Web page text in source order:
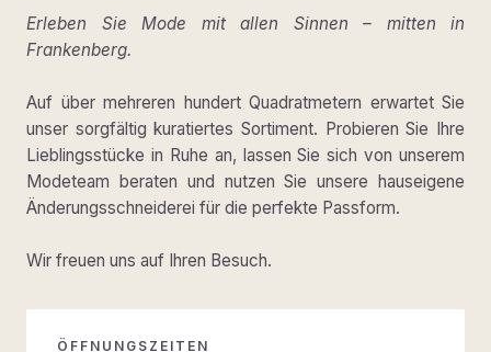
Erleben Sie Mode mit allen Sinnen – mitten in
Frankenberg.
Auf über mehreren hundert Quadratmetern erwartet Sie
unser sorgfältig kuratiertes Sortiment. Probieren Sie Ihre
Lieblingsstücke in Ruhe an, lassen Sie sich von unserem
Modeteam beraten und nutzen Sie unsere hauseigene
Änderungsschneiderei für die perfekte Passform.
Wir freuen uns auf Ihren Besuch.
ÖFFNUNGSZEITEN